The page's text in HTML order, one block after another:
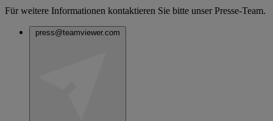
Für weitere Informationen kontaktieren Sie bitte unser Presse-Team.
press@teamviewer.com